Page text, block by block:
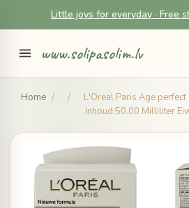
Little joys for everyday · Free
www.solipasolim.lv
Home / /
L'Oreal Paris Age
Inhoud:50.00 Milliliter